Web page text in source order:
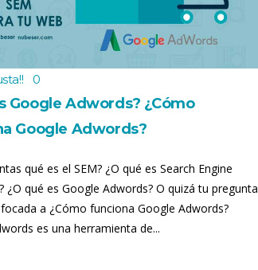
! 0
Google Adwords? ¿Cómo
Google Adwords?
qué es el SEM? ¿O qué es Search Engine
¿O qué es Google Adwords? O quizá tu pregunta
a ¿Cómo funciona Google Adwords?
es una herramienta de...